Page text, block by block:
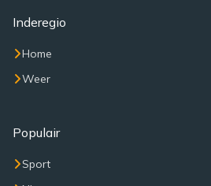
Inderegio
Home
Weer
Populair
Sport